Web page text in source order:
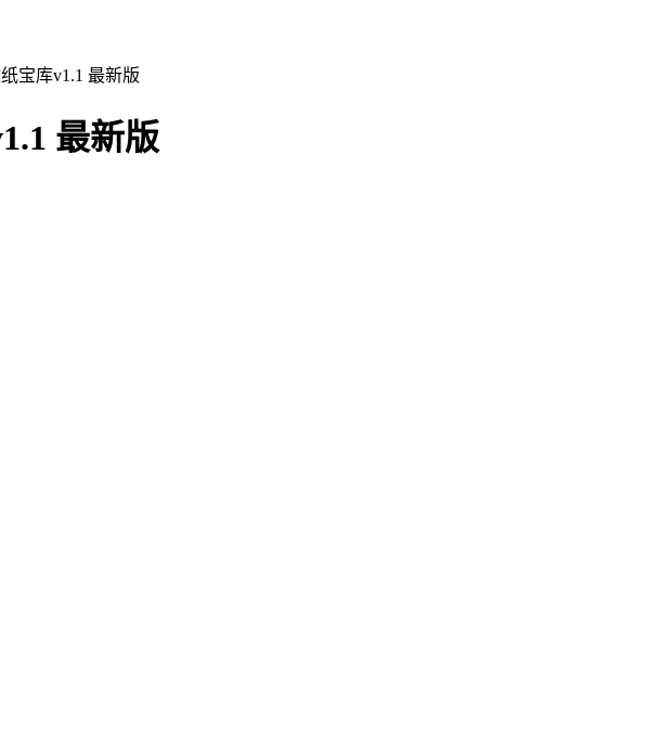
宝库v1.1 最新版
最新版